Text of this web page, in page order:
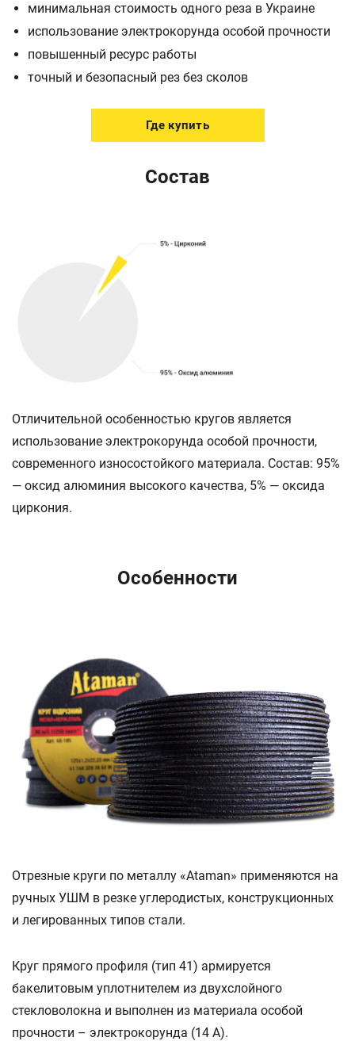
минимальная стоимость одного реза в Украине
использование электрокорунда особой прочности
повышенный ресурс работы
точный и безопасный рез без сколов
Где купить
Отличительной особенностью кругов является
использование электрокорунда особой прочности,
современного износостойкого материала. Состав: 95%
— оксид алюминия высокого качества, 5% — оксида
циркония.
Состав
Особенности
Отрезные круги по металлу «Ataman» применяются на
ручных УШМ в резке углеродистых, конструкционных
и легированных типов стали.
Круг прямого профиля (тип 41) армируется
бакелитовым уплотнителем из двухслойного
стекловолокна и выполнен из материала особой
прочности – электрокорунда (14 А).